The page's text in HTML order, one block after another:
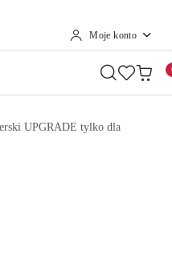
Moje konto
UPGRADE tylko dla